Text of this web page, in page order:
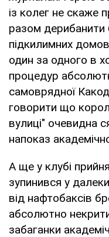
із колег не скаже
разом
підкилимних
один за одного в
процедур
самоврядної
говорити що
вулиці" очевидна
напоказ
А ще у клубі
зупинився у
від нафтобаксів
абсолютно
забаганки